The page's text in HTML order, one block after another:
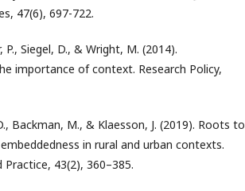
47(6), 697-722.
Siegel, D., & Wright, M. (2014).
importance of context. Research Policy,
Backman, M., & Klaesson, J. (2019). Roots to
in rural and urban contexts.
43(2), 360–385.